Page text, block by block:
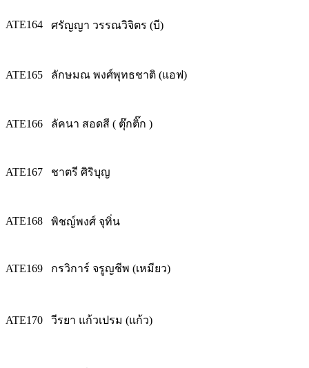
ATE164 ศรัญญา วรรณวิจิตร (บี)
ATE165 ลักษมณ พงศ์พุทธชาติ (แอฟ)
ATE166 ลัคนา สอดสี ( ตุ๊กติ๊ก )
ATE167 ชาตรี ศิริบุญ
ATE168 พิชญ์พงศ์ จุทิ่น
ATE169 กรวิการ์ จรูญชีพ (เหมียว)
ATE170 วีรยา แก้วเปรม (แก้ว)